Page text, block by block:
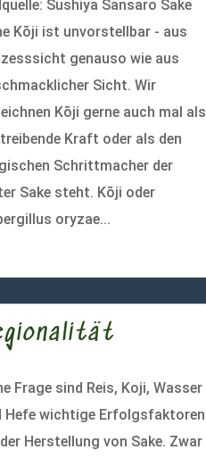
Sushiya Sansaro Sake
Kōji ist unvorstellbar - aus
genauso wie aus
Sicht. Wir
Kōji gerne auch mal als
Kraft oder als den
Schrittmacher der
Sake steht. Kōji oder
oryzae...
Frage sind Reis, Koji, Wasser
Hefe wichtige Erfolgsfaktoren
Herstellung von Sake. Zwar